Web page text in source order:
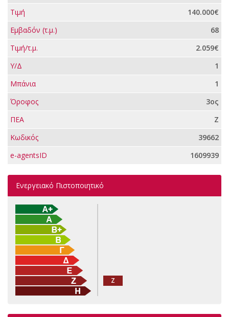
Τιμή
140.000€
Εμβαδόν (τ.μ.)
68
Τιμή/τ.μ.
2.059€
Υ/Δ
1
Μπάνια
1
Όροφος
3ος
ΠΕΑ
Ζ
Κωδικός
39662
e-agentsID
1609939
Ενεργειακό Πιστοποιητικό
Ζ